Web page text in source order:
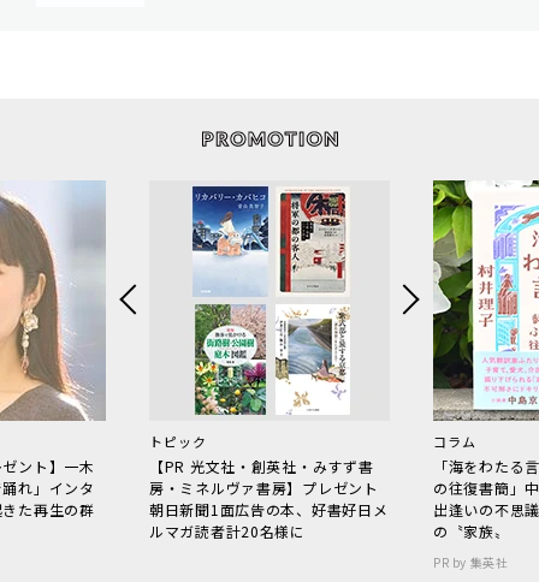
ント】一木
れ」インタ
た再生の群
トピック
【PR 光文社・創英社・みすず書
房・ミネルヴァ書房】プレゼント
朝日新聞1面広告の本、好書好日メ
ルマガ読者計20名様に
コラム
「海をわた
の往復書簡」
出逢いの不思
の〝家族〟
PR by 集英社